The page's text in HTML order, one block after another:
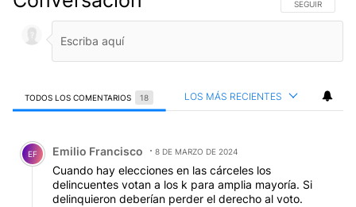
SIGA ESTA
SEGUIR
TODOS LOS COMENTARIOS 18 LOS MÁS RECIENTES
Comentario de Emilio Francisco.
EF Emilio Francisco 8 DE MARZO DE 2024
Cuando hay elecciones en las cárceles los
delincuentes votan a los k para amplia mayoría. Si
delinquieron deberían perder el derecho al voto.